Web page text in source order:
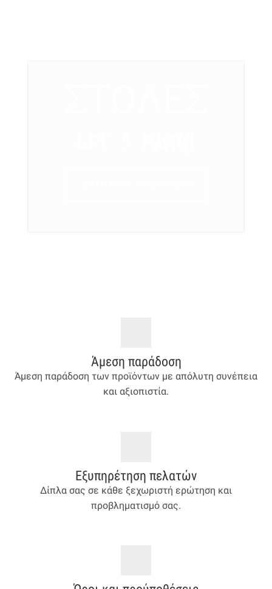
Άμεση παράδοση
Άμεση παράδοση των προϊόντων με απόλυτη συνέπεια
και αξιοπιστία.
Εξυπηρέτηση πελατών
Δίπλα σας σε κάθε ξεχωριστή ερώτηση και
προβληματισμό σας.